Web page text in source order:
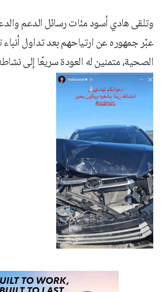
وتلقى هادي أسود مئات رسائل الدعم
عبّر جمهوره عن ارتياحهم بعد تداول أنباء
الصحية، متمنين له العودة سريعًا إلى